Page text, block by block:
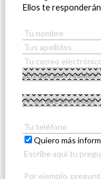
Ellos te
Quiero más